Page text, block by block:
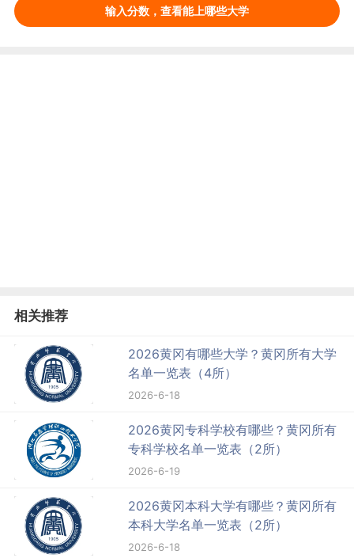
输入分数，查看能上哪些大学
相关推荐
2026黄冈有哪些大学？黄冈所有大学
名单一览表（4所）
2026-6-18
2026黄冈专科学校有哪些？黄冈所有
专科学校名单一览表（2所）
2026-6-19
2026黄冈本科大学有哪些？黄冈所有
本科大学名单一览表（2所）
2026-6-18